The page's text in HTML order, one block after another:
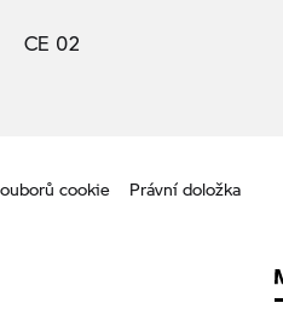
CE 02
cookie
Právní doložka